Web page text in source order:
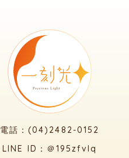
電話：(04)2482-0152
LINE ID：＠195zfvlq